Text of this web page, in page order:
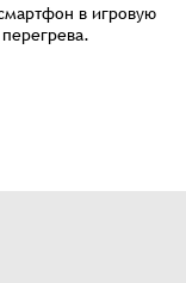
в игровую